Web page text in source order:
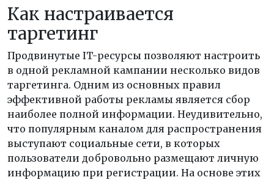
Как настраивается
таргетинг
Продвинутые IT-ресурсы позволяют настроить
в одной рекламной кампании несколько видов
таргетинга. Одним из основных правил
эффективной работы рекламы является сбор
наиболее полной информации. Неудивительно,
что популярным каналом для распространения
выступают социальные сети, в которых
пользователи добровольно размещают личную
информацию при регистрации. На основе этих